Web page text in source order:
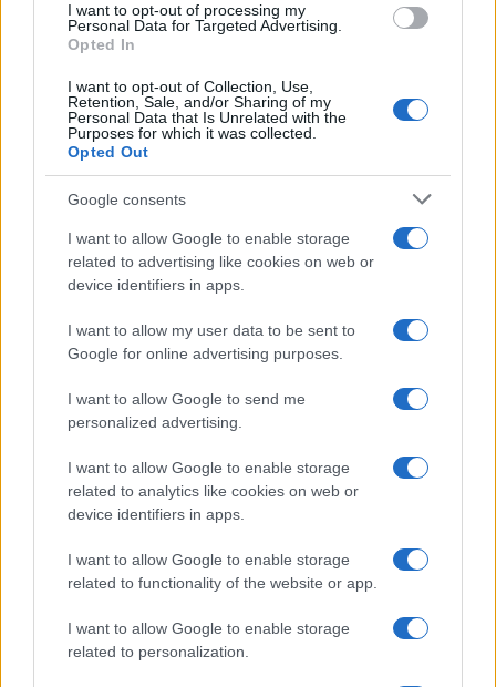
I want to opt-out of processing my
Personal Data for Targeted Advertising.
Opted In
I want to opt-out of Collection, Use,
Retention, Sale, and/or Sharing of my
Personal Data that Is Unrelated with the
Purposes for which it was collected.
Opted Out
Google consents
I want to allow Google to enable storage
related to advertising like cookies on web or
device identifiers in apps.
I want to allow my user data to be sent to
Google for online advertising purposes.
I want to allow Google to send me
personalized advertising.
I want to allow Google to enable storage
related to analytics like cookies on web or
device identifiers in apps.
I want to allow Google to enable storage
related to functionality of the website or app.
I want to allow Google to enable storage
related to personalization.
Continua a leggere
LIFESTYLE